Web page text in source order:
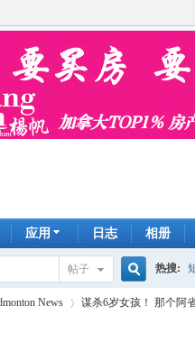
应用 日志 相册
帖子
搜
热搜:
手工皂
News 谋杀6岁女孩！ 那个阿